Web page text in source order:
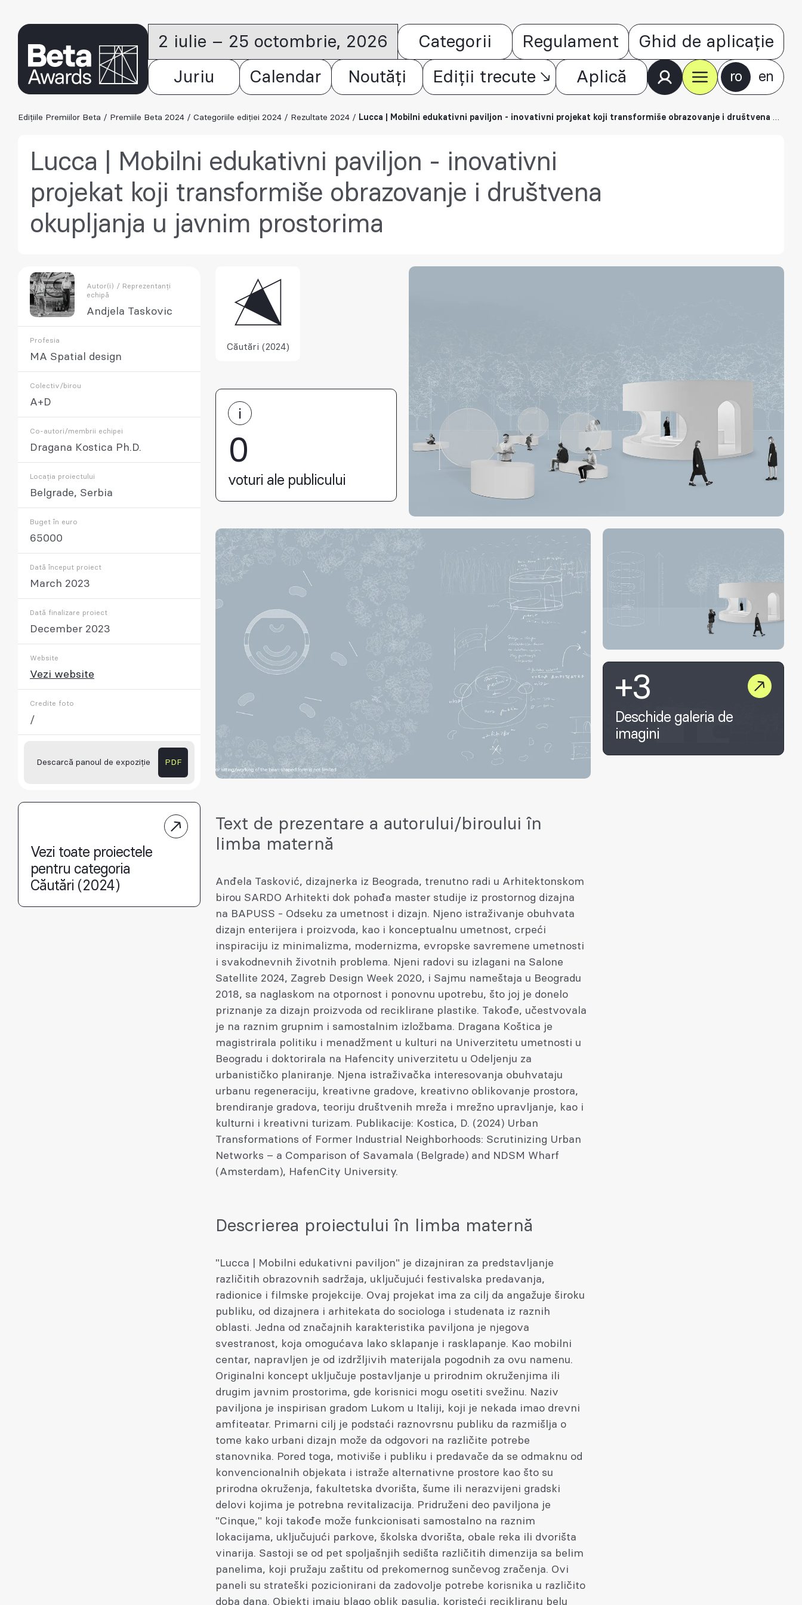
2 iulie – 25 octombrie, 2026 Categorii Regulament Ghid de aplicație
Juriu Calendar Noutăți Ediții trecute Aplică ro en
Edițiile Premiilor Beta / Premiile Beta 2024 / Categoriile ediției 2024 / Rezultate 2024 / Lucca | Mobilni edukativni paviljon - inovativni projekat koji transformiše obrazovanje i društvena okupljanja u javnim prostorima
Lucca | Mobilni edukativni paviljon - inovativni
projekat koji transformiše obrazovanje i društvena
okupljanja u javnim prostorima
Autor(i) / Reprezentanți
echipă
Andjela Taskovic
Profesia
MA Spatial design
Colectiv/birou
A+D
Co-autori/membrii echipei
Dragana Kostica Ph.D.
Locația proiectului
Belgrade, Serbia
Buget în euro
65000
Dată început proiect
March 2023
Dată finalizare proiect
December 2023
Website
Vezi website
Credite foto
/
Descarcă panoul de expoziție PDF
Vezi toate proiectele
pentru categoria
Căutări (2024)
Căutări (2024)
0
voturi ale publicului
+3
Deschide galeria de
imagini
Text de prezentare a autorului/biroului în
limba maternă
Anđela Tasković, dizajnerka iz Beograda, trenutno radi u Arhitektonskom
birou SARDO Arhitekti dok pohađa master studije iz prostornog dizajna
na BAPUSS - Odseku za umetnost i dizajn. Njeno istraživanje obuhvata
dizajn enterijera i proizvoda, kao i konceptualnu umetnost, crpeći
inspiraciju iz minimalizma, modernizma, evropske savremene umetnosti
i svakodnevnih životnih problema. Njeni radovi su izlagani na Salone
Satellite 2024, Zagreb Design Week 2020, i Sajmu nameštaja u Beogradu
2018, sa naglaskom na otpornost i ponovnu upotrebu, što joj je donelo
priznanje za dizajn proizvoda od reciklirane plastike. Takođe, učestvovala
je na raznim grupnim i samostalnim izložbama. Dragana Koštica je
magistrirala politiku i menadžment u kulturi na Univerzitetu umetnosti u
Beogradu i doktorirala na Hafencity univerzitetu u Odeljenju za
urbanističko planiranje. Njena istraživačka interesovanja obuhvataju
urbanu regeneraciju, kreativne gradove, kreativno oblikovanje prostora,
brendiranje gradova, teoriju društvenih mreža i mrežno upravljanje, kao i
kulturni i kreativni turizam. Publikacije: Kostica, D. (2024) Urban
Transformations of Former Industrial Neighborhoods: Scrutinizing Urban
Networks – a Comparison of Savamala (Belgrade) and NDSM Wharf
(Amsterdam), HafenCity University.
Descrierea proiectului în limba maternă
"Lucca | Mobilni edukativni paviljon" je dizajniran za predstavljanje
različitih obrazovnih sadržaja, uključujući festivalska predavanja,
radionice i filmske projekcije. Ovaj projekat ima za cilj da angažuje široku
publiku, od dizajnera i arhitekata do sociologa i studenata iz raznih
oblasti. Jedna od značajnih karakteristika paviljona je njegova
svestranost, koja omogućava lako sklapanje i rasklapanje. Kao mobilni
centar, napravljen je od izdržljivih materijala pogodnih za ovu namenu.
Originalni koncept uključuje postavljanje u prirodnim okruženjima ili
drugim javnim prostorima, gde korisnici mogu osetiti svežinu. Naziv
paviljona je inspirisan gradom Lukom u Italiji, koji je nekada imao drevni
amfiteatar. Primarni cilj je podstaći raznovrsnu publiku da razmišlja o
tome kako urbani dizajn može da odgovori na različite potrebe
stanovnika. Pored toga, motiviše i publiku i predavače da se odmaknu od
konvencionalnih objekata i istraže alternativne prostore kao što su
prirodna okruženja, fakultetska dvorišta, šume ili nerazvijeni gradski
delovi kojima je potrebna revitalizacija. Pridruženi deo paviljona je
"Cinque," koji takođe može funkcionisati samostalno na raznim
lokacijama, uključujući parkove, školska dvorišta, obale reka ili dvorišta
vinarija. Sastoji se od pet spoljašnjih sedišta različitih dimenzija sa belim
panelima, koji pružaju zaštitu od prekomernog sunčevog zračenja. Ovi
paneli su strateški pozicionirani da zadovolje potrebe korisnika u različito
doba dana. Objekti imaju blago oblik pasulja, koristeći recikliranu belu